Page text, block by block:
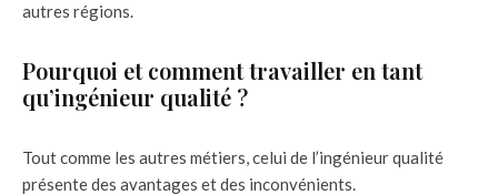
autres régions.
Pourquoi et comment travailler en tant
qu’ingénieur qualité ?
Tout comme les autres métiers, celui de l’ingénieur qualité
présente des avantages et des inconvénients.